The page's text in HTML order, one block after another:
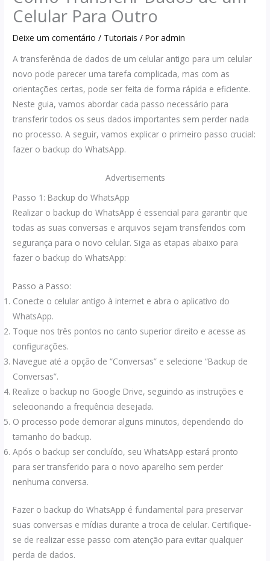
Celular Para Outro
Deixe um comentário / Tutoriais / Poradmin
A transferência de dados de um celular antigo para um celular
novo pode parecer uma tarefa complicada, mas com as
orientações certas, pode ser feita de forma rápida e eficiente.
Neste guia, vamos abordar cada passo necessário para
transferir todos os seus dados importantes sem perder nada
no processo. A seguir, vamos explicar o primeiro passo crucial:
fazer o backup do WhatsApp.
Advertisements
Passo 1: Backup do WhatsApp
Realizar o backup do WhatsApp é essencial para garantir que
todas as suas conversas e arquivos sejam transferidos com
segurança para o novo celular. Siga as etapas abaixo para
fazer o backup do WhatsApp:
Passo a Passo:
Conecte o celular antigo à internet e abra o aplicativo do
WhatsApp.
Toque nos três pontos no canto superior direito e acesse as
configurações.
Navegue até a opção de “Conversas” e selecione “Backup de
Conversas”.
Realize o backup no Google Drive, seguindo as instruções e
selecionando a frequência desejada.
O processo pode demorar alguns minutos, dependendo do
tamanho do backup.
Após o backup ser concluído, seu WhatsApp estará pronto
para ser transferido para o novo aparelho sem perder
nenhuma conversa.
Fazer o backup do WhatsApp é fundamental para preservar
suas conversas e mídias durante a troca de celular. Certifique-
se de realizar esse passo com atenção para evitar qualquer
perda de dados.